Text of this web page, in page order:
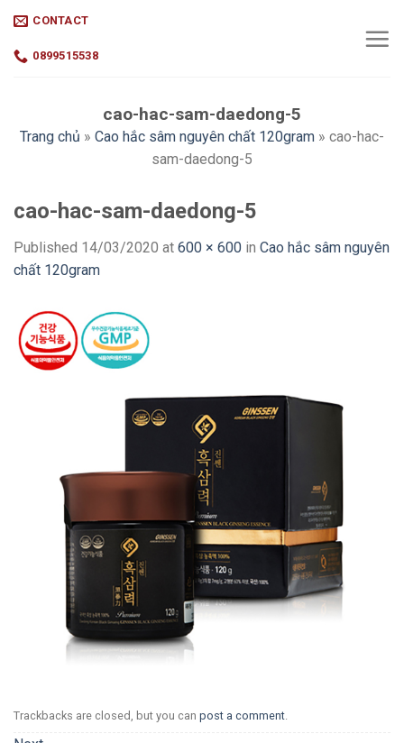
content
CONTACT
0899515538
cao-hac-sam-daedong-5
Trang chủ » Cao hắc sâm nguyên chất 120gram » cao-hac-
sam-daedong-5
cao-hac-sam-daedong-5
Published 14/03/2020 at 600 × 600 in Cao hắc sâm nguyên
chất 120gram
Trackbacks are closed, but you can post a comment.